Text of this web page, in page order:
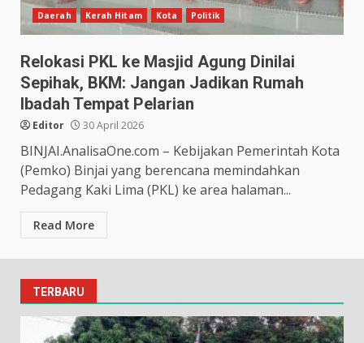
Daerah Kerah Hitam Kota Politik
Relokasi PKL ke Masjid Agung Dinilai
Sepihak, BKM: Jangan Jadikan Rumah
Ibadah Tempat Pelarian
Editor 30 April 2026
BINJAI.AnalisaOne.com – Kebijakan Pemerintah Kota
(Pemko) Binjai yang berencana memindahkan
Pedagang Kaki Lima (PKL) ke area halaman...
Read More
TERBARU